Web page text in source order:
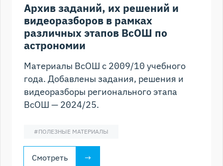
Архив заданий, их решений и
видеоразборов в рамках
различных этапов ВсОШ по
астрономии
Материалы ВсОШ с 2009/10 учебного
года. Добавлены задания, решения и
видеоразборы регионального этапа
ВсОШ — 2024/25.
#ПОЛЕЗНЫЕ МАТЕРИАЛЫ
Смотреть